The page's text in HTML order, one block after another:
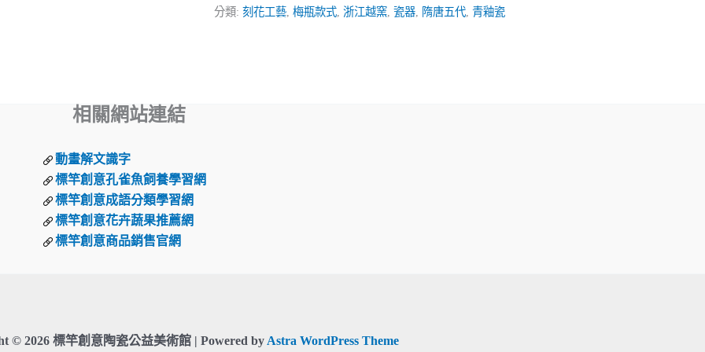
分類: 刻花工藝 梅瓶款式 浙江越窯 瓷器 隋唐五代 青釉瓷
相關網站連結
動畫解文識字
標竿創意孔雀魚飼養學習網
標竿創意成語分類學習網
標竿創意花卉蔬果推薦網
標竿創意商品銷售官網
© 2026 標竿創意陶瓷公益美術館 | Powered by Astra WordPress Theme